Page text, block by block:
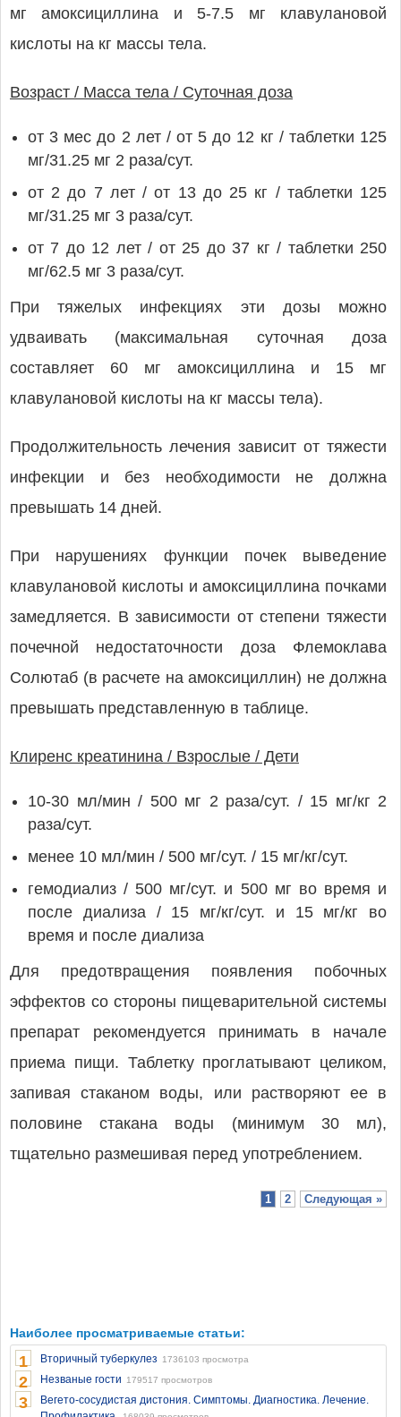
мг амоксициллина и 5-7.5 мг клавулановой
кислоты на кг массы тела.
Возраст / Масса тела / Суточная доза
от 3 мес до 2 лет / от 5 до 12 кг / таблетки 125
мг/31.25 мг 2 раза/сут.
от 2 до 7 лет / от 13 до 25 кг / таблетки 125
мг/31.25 мг 3 раза/сут.
от 7 до 12 лет / от 25 до 37 кг / таблетки 250
мг/62.5 мг 3 раза/сут.
При тяжелых инфекциях эти дозы можно
удваивать (максимальная суточная доза
составляет 60 мг амоксициллина и 15 мг
клавулановой кислоты на кг массы тела).
Продолжительность лечения зависит от тяжести
инфекции и без необходимости не должна
превышать 14 дней.
При нарушениях функции почек выведение
клавулановой кислоты и амоксициллина почками
замедляется. В зависимости от степени тяжести
почечной недостаточности доза Флемоклава
Солютаб (в расчете на амоксициллин) не должна
превышать представленную в таблице.
Клиренс креатинина / Взрослые / Дети
10-30 мл/мин / 500 мг 2 раза/сут. / 15 мг/кг 2
раза/сут.
менее 10 мл/мин / 500 мг/сут. / 15 мг/кг/сут.
гемодиализ / 500 мг/сут. и 500 мг во время и
после диализа / 15 мг/кг/сут. и 15 мг/кг во
время и после диализа
Для предотвращения появления побочных
эффектов со стороны пищеварительной системы
препарат рекомендуется принимать в начале
приема пищи. Таблетку проглатывают целиком,
запивая стаканом воды, или растворяют ее в
половине стакана воды (минимум 30 мл),
тщательно размешивая перед употреблением.
1 2 Следующая »
Наиболее просматриваемые статьи:
1 Вторичный туберкулез 1736103 просмотра
2 Незваные гости 179517 просмотров
3
Вегето-сосудистая дистония. Симптомы. Диагностика. Лечение.